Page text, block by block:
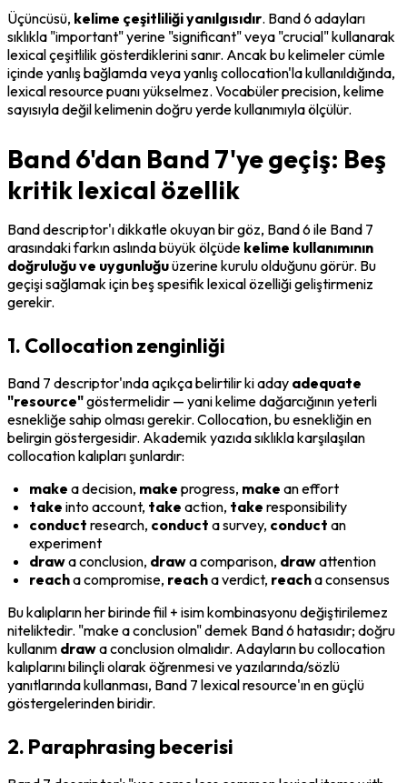
Üçüncüsü, kelime çeşitliliği yanılgısıdır. Band 6 adayları
sıklıkla "important" yerine "significant" veya "crucial" kullanarak
lexical çeşitlilik gösterdiklerini sanır. Ancak bu kelimeler cümle
içinde yanlış bağlamda veya yanlış collocation'la kullanıldığında,
lexical resource puanı yükselmez. Vocabüler precision, kelime
sayısıyla değil kelimenin doğru yerde kullanımıyla ölçülür.
Band 6'dan Band 7'ye geçiş: Beş
kritik lexical özellik
Band descriptor'ı dikkatle okuyan bir göz, Band 6 ile Band 7
arasındaki farkın aslında büyük ölçüde kelime kullanımının
doğruluğu ve uygunluğu üzerine kurulu olduğunu görür. Bu
geçişi sağlamak için beş spesifik lexical özelliği geliştirmeniz
gerekir.
1. Collocation zenginliği
Band 7 descriptor'ında açıkça belirtilir ki aday adequate
"resource" göstermelidir — yani kelime dağarcığının yeterli
esnekliğe sahip olması gerekir. Collocation, bu esnekliğin en
belirgin göstergesidir. Akademik yazıda sıklıkla karşılaşılan
collocation kalıpları şunlardır:
make a decision, make progress, make an effort
take into account, take action, take responsibility
conduct research, conduct a survey, conduct an
experiment
draw a conclusion, draw a comparison, draw attention
reach a compromise, reach a verdict, reach a consensus
Bu kalıpların her birinde fiil + isim kombinasyonu değiştirilemez
niteliktedir. "make a conclusion" demek Band 6 hatasıdır; doğru
kullanım draw a conclusion olmalıdır. Adayların bu collocation
kalıplarını bilinçli olarak öğrenmesi ve yazılarında/sözlü
yanıtlarında kullanması, Band 7 lexical resource'ın en güçlü
göstergelerinden biridir.
2. Paraphrasing becerisi